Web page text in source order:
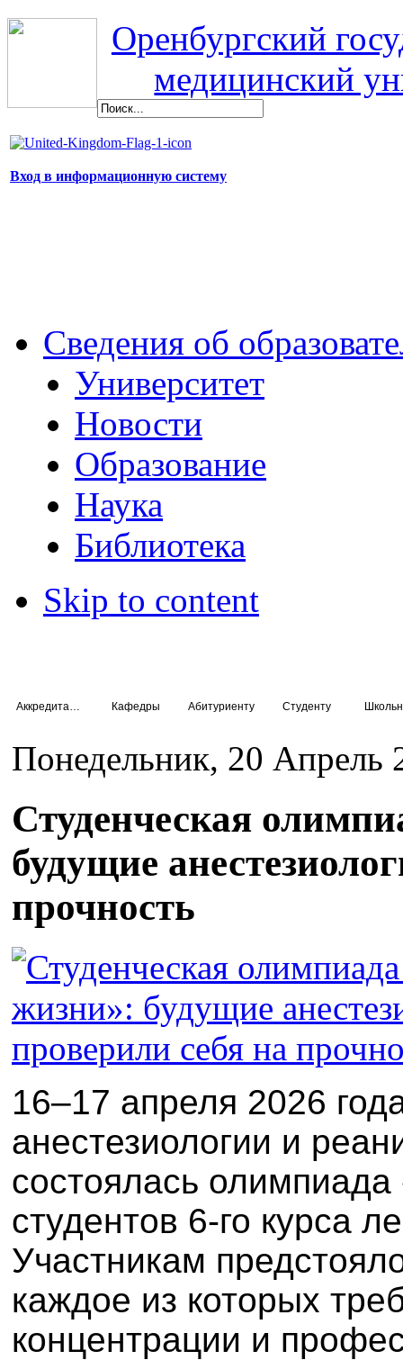
Оренбургский
медицинский
Вход в информационную систему
Сведения об
Университет
Новости
Образование
Наука
Библиотека
Skip to content
Кафедры Абитуриенту Студенту
Понедельник, 20 Апрель
Студенческая
будущие
прочность
16–17 апреля 2026
анестезиологии и
состоялась
студентов 6-го курса
Участникам
каждое из которых
концентрации и